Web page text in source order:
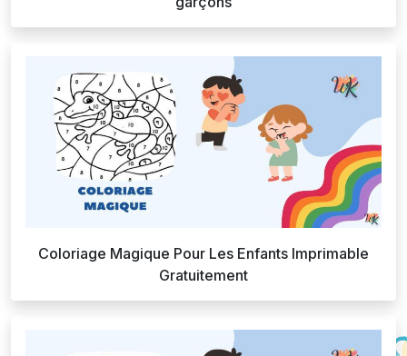
Coloriage Magique Pour Les Enfants Imprimable
Gratuitement